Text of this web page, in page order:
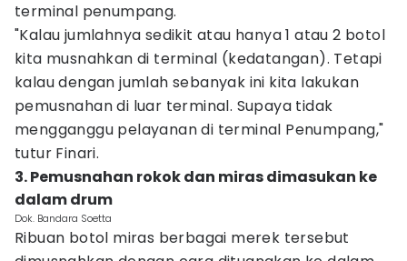
terminal penumpang.
"Kalau jumlahnya sedikit atau hanya 1 atau 2 botol
kita musnahkan di terminal (kedatangan). Tetapi
kalau dengan jumlah sebanyak ini kita lakukan
pemusnahan di luar terminal. Supaya tidak
mengganggu pelayanan di terminal Penumpang,"
tutur Finari.
3. Pemusnahan rokok dan miras dimasukan ke
dalam drum
Dok. Bandara Soetta
Ribuan botol miras berbagai merek tersebut